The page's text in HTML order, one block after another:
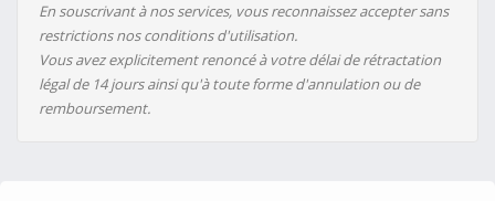
En souscrivant à nos services, vous reconnaissez accepter sans
restrictions nos conditions d'utilisation.
Vous avez explicitement renoncé à votre délai de rétractation
légal de 14 jours ainsi qu'à toute forme d'annulation ou de
remboursement.